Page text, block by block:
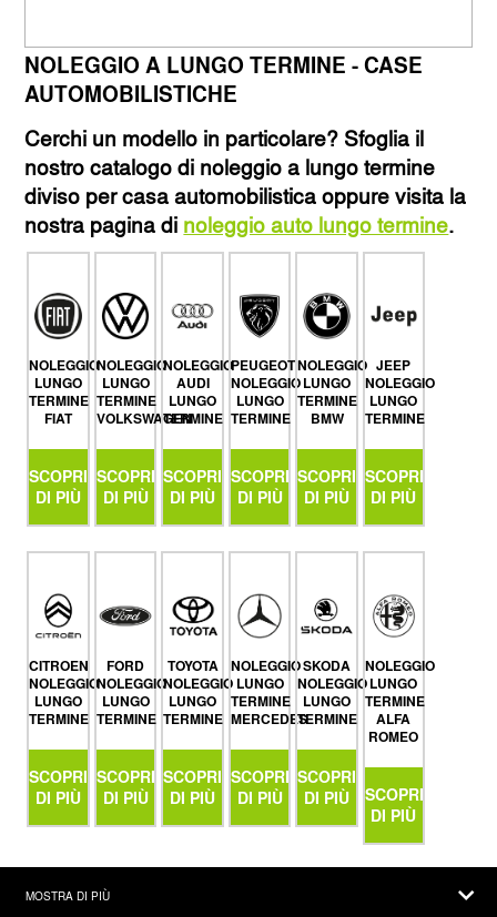
NOLEGGIO A LUNGO TERMINE - CASE
AUTOMOBILISTICHE
Cerchi un modello in particolare? Sfoglia il
nostro catalogo di noleggio a lungo termine
diviso per casa automobilistica oppure visita la
nostra pagina di noleggio auto lungo termine.
NOLEGGIO
LUNGO
TERMINE
FIAT
SCOPRI
DI PIÙ
NOLEGGIO
LUNGO
TERMINE
VOLKSWAGEN
SCOPRI
DI PIÙ
NOLEGGIO
AUDI
LUNGO
TERMINE
SCOPRI
DI PIÙ
PEUGEOT
NOLEGGIO
LUNGO
TERMINE
SCOPRI
DI PIÙ
NOLEGGIO
LUNGO
TERMINE
BMW
SCOPRI
DI PIÙ
JEEP
NOLEGGIO
LUNGO
TERMINE
SCOPRI
DI PIÙ
CITROEN
NOLEGGIO
LUNGO
TERMINE
SCOPRI
DI PIÙ
FORD
NOLEGGIO
LUNGO
TERMINE
SCOPRI
DI PIÙ
TOYOTA
NOLEGGIO
LUNGO
TERMINE
SCOPRI
DI PIÙ
NOLEGGIO
LUNGO
TERMINE
MERCEDES
SCOPRI
DI PIÙ
SKODA
NOLEGGIO
LUNGO
TERMINE
SCOPRI
DI PIÙ
NOLEGGIO
LUNGO
TERMINE
ALFA
ROMEO
SCOPRI
DI PIÙ
MOSTRA DI PIÙ